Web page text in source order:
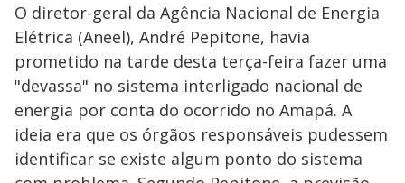
O diretor-geral da Agência Nacional de Energia
Elétrica (Aneel), André Pepitone, havia
prometido na tarde desta terça-feira fazer uma
"devassa" no sistema interligado nacional de
energia por conta do ocorrido no Amapá. A
ideia era que os órgãos responsáveis pudessem
identificar se existe algum ponto do sistema